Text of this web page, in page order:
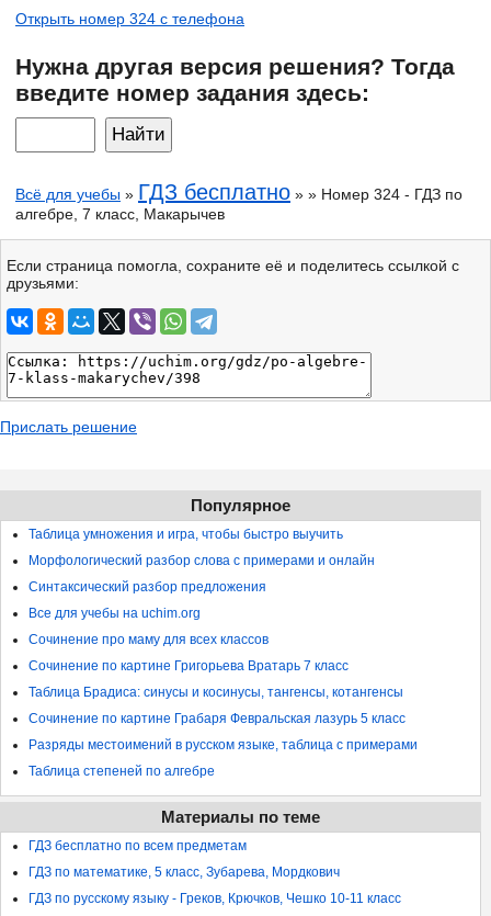
Открыть номер 324 с телефона
Нужна другая версия решения? Тогда
введите номер задания здесь:
Всё для учебы » ГДЗ бесплатно » » Номер 324 - ГДЗ по
алгебре, 7 класс, Макарычев
Если страница помогла, сохраните её и поделитесь ссылкой с
друзьями:
Прислать решение
Популярное
Таблица умножения и игра, чтобы быстро выучить
Морфологический разбор слова с примерами и онлайн
Синтаксический разбор предложения
Все для учебы на uchim.org
Сочинение про маму для всех классов
Сочинение по картине Григорьева Вратарь 7 класс
Таблица Брадиса: синусы и косинусы, тангенсы, котангенсы
Сочинение по картине Грабаря Февральская лазурь 5 класс
Разряды местоимений в русском языке, таблица с примерами
Таблица степеней по алгебре
Материалы по теме
ГДЗ бесплатно по всем предметам
ГДЗ по математике, 5 класс, Зубарева, Мордкович
ГДЗ по русскому языку - Греков, Крючков, Чешко 10-11 класс